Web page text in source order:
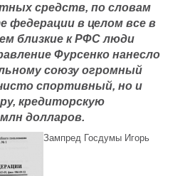
средств, по словам
федерации в целом все в
близкие к РФС люди
Фурсенко нанесло
союзу огромный
спортивный, но и
кредиторскую
долларов.
Зампред Госдумы Игорь